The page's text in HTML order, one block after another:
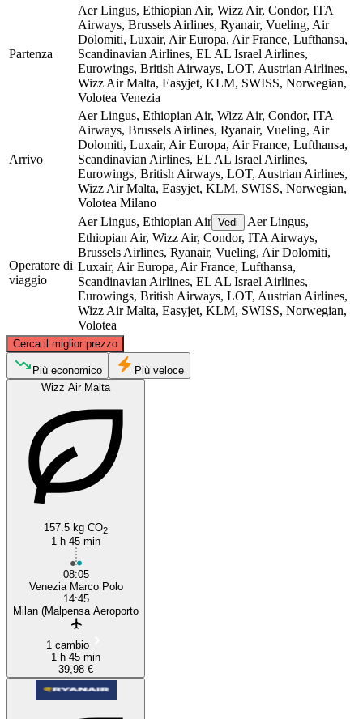
Partenza
Aer Lingus, Ethiopian Air, Wizz Air, Condor, ITA
Airways, Brussels Airlines, Ryanair, Vueling, Air
Dolomiti, Luxair, Air Europa, Air France, Lufthansa,
Scandinavian Airlines, EL AL Israel Airlines,
Eurowings, British Airways, LOT, Austrian Airlines,
Wizz Air Malta, Easyjet, KLM, SWISS, Norwegian,
Volotea Venezia
Arrivo
Aer Lingus, Ethiopian Air, Wizz Air, Condor, ITA
Airways, Brussels Airlines, Ryanair, Vueling, Air
Dolomiti, Luxair, Air Europa, Air France, Lufthansa,
Scandinavian Airlines, EL AL Israel Airlines,
Eurowings, British Airways, LOT, Austrian Airlines,
Wizz Air Malta, Easyjet, KLM, SWISS, Norwegian,
Volotea Milano
Operatore di
viaggio
Aer Lingus, Ethiopian Air Vedi
Aer Lingus,
Ethiopian Air, Wizz Air, Condor, ITA Airways,
Brussels Airlines, Ryanair, Vueling, Air Dolomiti,
Luxair, Air Europa, Air France, Lufthansa,
Scandinavian Airlines, EL AL Israel Airlines,
Eurowings, British Airways, LOT, Austrian Airlines,
Wizz Air Malta, Easyjet, KLM, SWISS, Norwegian,
Volotea
Cerca il miglior prezzo
Milan
Più economico
Più veloce
Wizz Air Malta
157.5 kg CO2
1 h 45 min
08:05
Venezia Marco Polo
14:45
Milan (Malpensa Aeroporto
1 cambio
1 h 45 min
39,98 €